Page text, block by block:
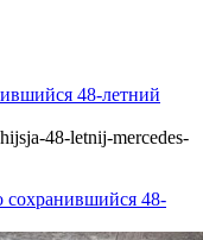
48-летний
48-letnij-mercedes-
сохранившийся 48-